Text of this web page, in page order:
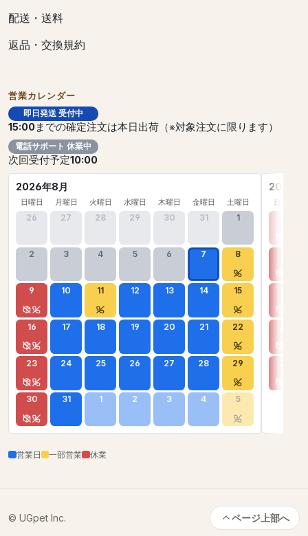
配送・送料
返品・交換規約
営業カレンダー
即日発送 受付中
15:00までの確定注文は本日出荷（※対象注文に限ります）
電話サポート 休業中
次回受付予定10:00
2026年8月
日曜日 月曜日 火曜日 水曜日 木曜日 金曜日 土曜日
26 27 28 29 30 31 1
2 3 4 5 6 7 8
9 10 11 12 13 14 15
16 17 18 19 20 21 22
23 24 25 26 27 28 29
30 31 1 2 3 4 5
2026年
日曜日
営業日 一部営業 休業
© UGpet Inc. ページ上部へ